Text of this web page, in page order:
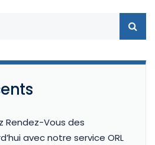
Rendez-Vous des
avec notre service ORL